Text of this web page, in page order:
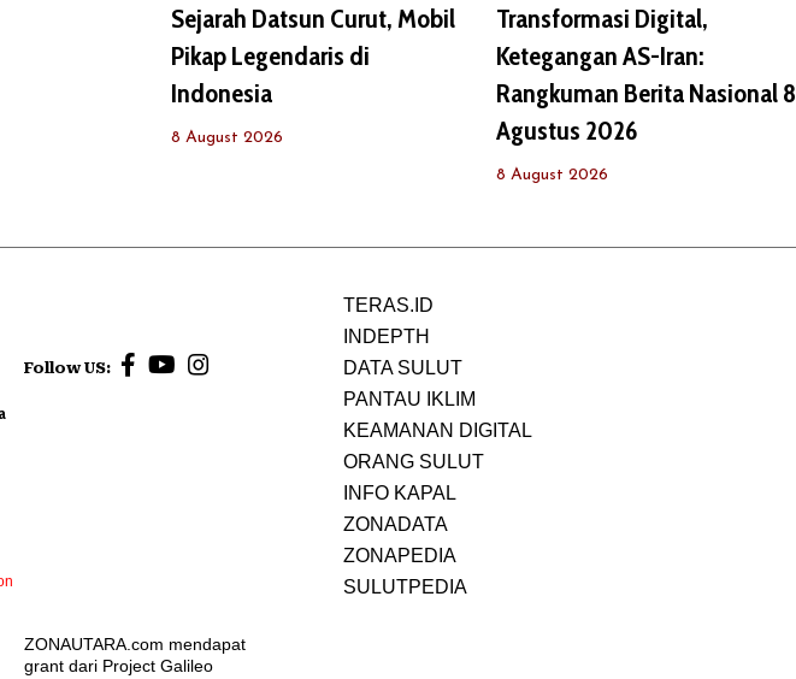
Sejarah Datsun Curut, Mobil
Pikap Legendaris di
Indonesia
8 August 2026
Transformasi Digital,
Ketegangan AS-Iran:
Rangkuman Berita Nasional 8
Agustus 2026
8 August 2026
Follow US:
ZONAUTARA.com mendapat
grant dari Project Galileo
TERAS.ID
INDEPTH
DATA SULUT
PANTAU IKLIM
KEAMANAN DIGITAL
ORANG SULUT
INFO KAPAL
ZONADATA
ZONAPEDIA
SULUTPEDIA